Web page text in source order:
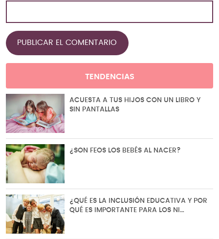
TENDENCIAS
ACUESTA A TUS HIJOS CON UN LIBRO Y
SIN PANTALLAS
¿SON FEOS LOS BEBÉS AL NACER?
¿QUÉ ES LA INCLUSIÓN EDUCATIVA Y POR
QUÉ ES IMPORTANTE PARA LOS NI…